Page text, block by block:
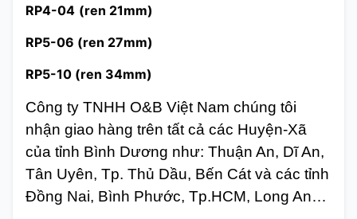
RP4-04 (ren 21mm)
RP5-06 (ren 27mm)
RP5-10 (ren 34mm)
Công ty TNHH O&B Việt Nam chúng tôi
nhận giao hàng trên tất cả các Huyện-Xã
của tỉnh Bình Dương như: Thuận An, Dĩ An,
Tân Uyên, Tp. Thủ Dầu, Bến Cát và các tỉnh
Đồng Nai, Bình Phước, Tp.HCM, Long An…